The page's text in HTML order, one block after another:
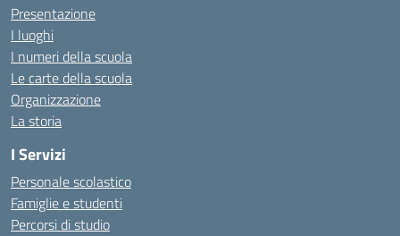
Presentazione
I luoghi
I numeri della scuola
Le carte della scuola
Organizzazione
La storia
I Servizi
Personale scolastico
Famiglie e studenti
Percorsi di studio